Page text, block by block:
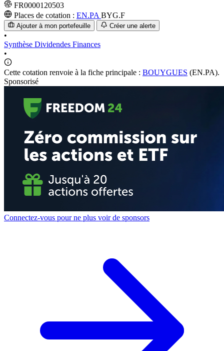
FR0000120503
Places de cotation : EN.PA BYG.F
Ajouter à mon portefeuille Créer une alerte
•
Synthèse Dividendes Finances
•
Cette cotation renvoie à la fiche principale : BOUYGUES (EN.PA).
Sponsorisé
Connectez-vous pour ne plus voir de sponsors